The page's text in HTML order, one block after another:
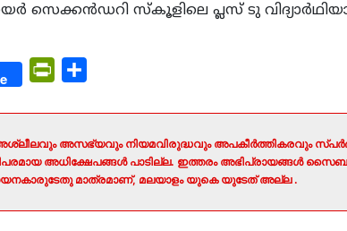
സെക്കന്‍ഡറി സ്‌കൂളിലെ പ്ലസ് ടു
PrintFriendly
അശ്ലീലവും അസഭ്യവും നിയമവിരുദ്ധവും അപകീർത്തികരവും
അധിക്ഷേപങ്ങൾ പാടില്ല. ഇത്തരം അഭിപ്രായങ്ങൾ
മാത്രമാണ്, മലയാളം യുകെ യുടേത് അല്ല .